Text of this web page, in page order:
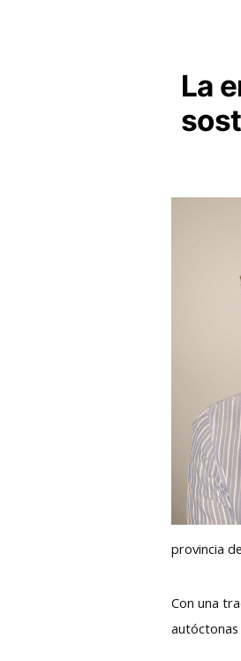
La
provincia
Con una
autóctonas